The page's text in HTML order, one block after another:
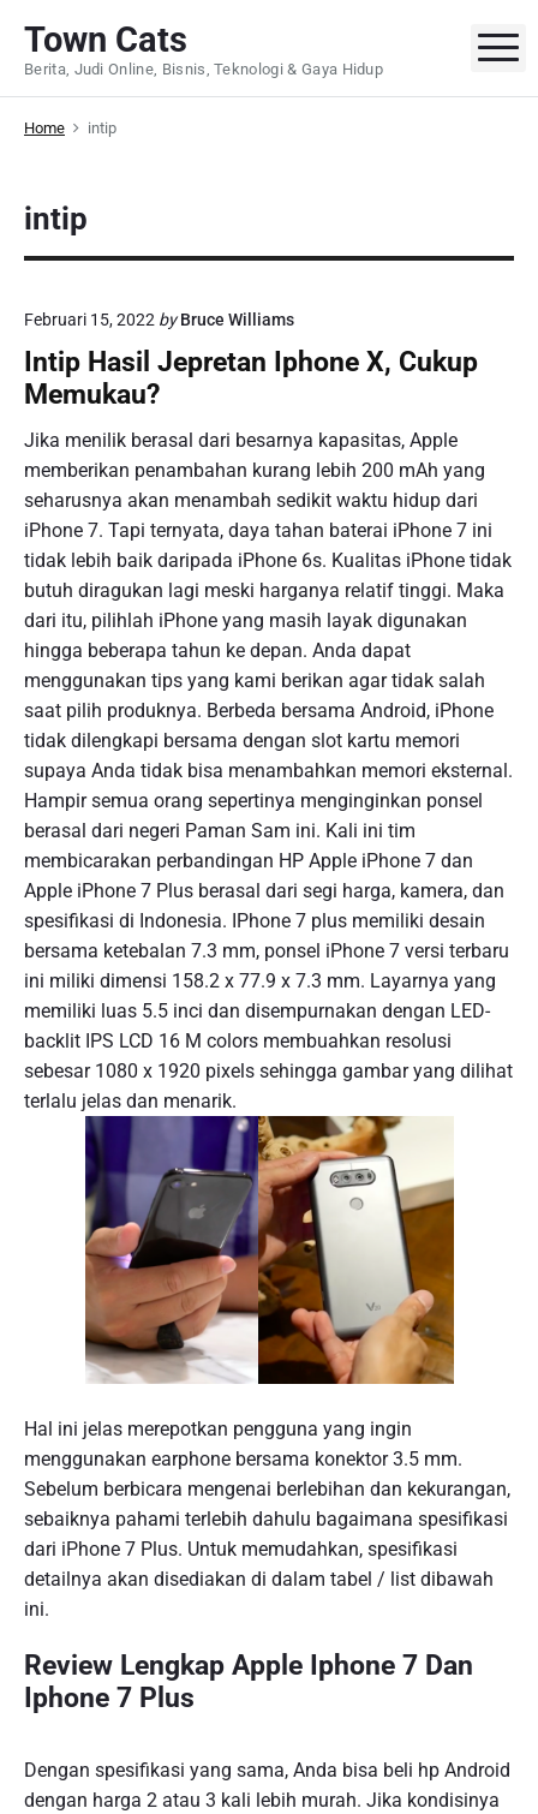
p
Town Cats
Berita, Judi Online, Bisnis, Teknologi & Gaya Hidup
Home intip
intip
Februari 15, 2022 by Bruce Williams
Intip Hasil Jepretan Iphone X, Cukup
Memukau?
Jika menilik berasal dari besarnya kapasitas, Apple
memberikan penambahan kurang lebih 200 mAh yang
seharusnya akan menambah sedikit waktu hidup dari
iPhone 7. Tapi ternyata, daya tahan baterai iPhone 7 ini
tidak lebih baik daripada iPhone 6s. Kualitas iPhone tidak
butuh diragukan lagi meski harganya relatif tinggi. Maka
dari itu, pilihlah iPhone yang masih layak digunakan
hingga beberapa tahun ke depan. Anda dapat
menggunakan tips yang kami berikan agar tidak salah
saat pilih produknya. Berbeda bersama Android, iPhone
tidak dilengkapi bersama dengan slot kartu memori
supaya Anda tidak bisa menambahkan memori eksternal.
Hampir semua orang sepertinya menginginkan ponsel
berasal dari negeri Paman Sam ini. Kali ini tim
membicarakan perbandingan HP Apple iPhone 7 dan
Apple iPhone 7 Plus berasal dari segi harga, kamera, dan
spesifikasi di Indonesia. IPhone 7 plus memiliki desain
bersama ketebalan 7.3 mm, ponsel iPhone 7 versi terbaru
ini miliki dimensi 158.2 x 77.9 x 7.3 mm. Layarnya yang
memiliki luas 5.5 inci dan disempurnakan dengan LED-
backlit IPS LCD 16 M colors membuahkan resolusi
sebesar 1080 x 1920 pixels sehingga gambar yang dilihat
terlalu jelas dan menarik.
Hal ini jelas merepotkan pengguna yang ingin
menggunakan earphone bersama konektor 3.5 mm.
Sebelum berbicara mengenai berlebihan dan kekurangan,
sebaiknya pahami terlebih dahulu bagaimana spesifikasi
dari iPhone 7 Plus. Untuk memudahkan, spesifikasi
detailnya akan disediakan di dalam tabel / list dibawah
ini.
Review Lengkap Apple Iphone 7 Dan
Iphone 7 Plus
Dengan spesifikasi yang sama, Anda bisa beli hp Android
dengan harga 2 atau 3 kali lebih murah. Jika kondisinya